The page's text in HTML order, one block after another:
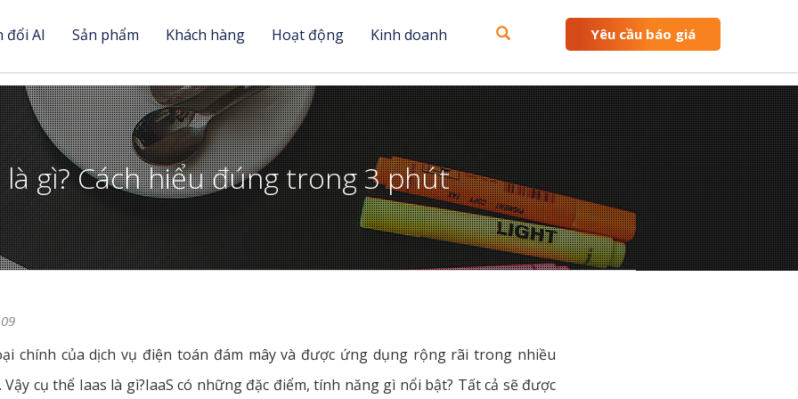
đổi AI Sản phẩm Khách hàng Hoạt động Kinh doanh Yêu cầu báo giá
là gì? Cách hiểu đúng trong 3 phút
chính của dịch vụ điện toán đám mây và được ứng dụng rộng rãi trong nhiều
cụ thể Iaas là gì?IaaS có những đặc điểm, tính năng gì nổi bật? Tất cả sẽ được